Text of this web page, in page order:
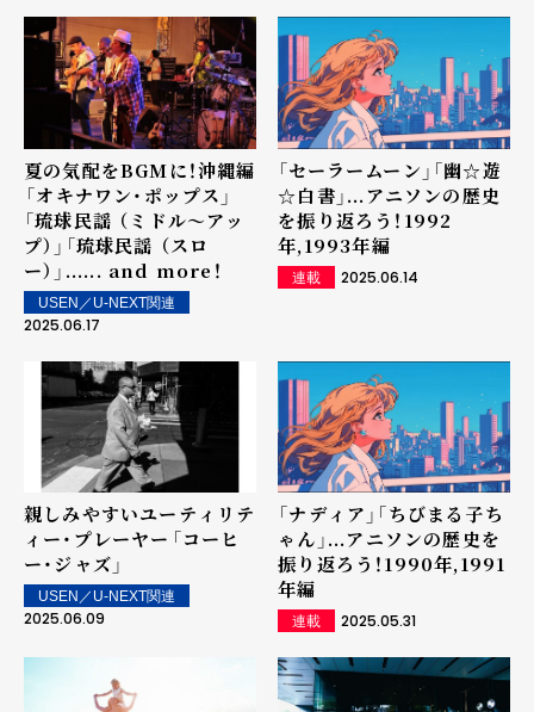
夏の気配をBGMに！沖縄編
――「オキナワン・ポップス」
「琉球民謡 （ミドル～アッ
プ）」「琉球民謡 （スロ
ー）」...... and more！
USEN／U-NEXT関連
2025.06.17
「セーラームーン」「幽☆遊
☆白書」...アニソンの歴史
を振り返ろう！1992
年,1993年編
連載 2025.06.14
親しみやすいユーティリテ
ィー・プレーヤー――「コーヒ
ー・ジャズ」
USEN／U-NEXT関連
2025.06.09
「ナディア」「ちびまる子ち
ゃん」...アニソンの歴史を
振り返ろう！1990年,1991
年編
連載 2025.05.31